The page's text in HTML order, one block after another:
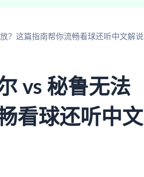
？这篇指南帮你流畅看球还听中文解说
vs 秘鲁无法
看球还听中文